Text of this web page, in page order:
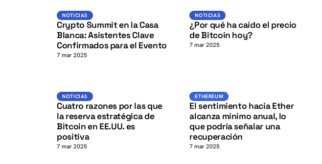
Noticias
NOTICIAS
Crypto Summit en la Casa
Blanca: Asistentes Clave
Confirmados para el Evento
7 mar 2025
NOTICIAS BTC
NOTICIAS
¿Por qué ha caído el precio
de Bitcoin hoy?
7 mar 2025
NOTICIAS BTCK
NOTICIAS
Cuatro razones por las que
la reserva estratégica de
Bitcoin en EE.UU. es
positiva
7 mar 2025
Ethereum
K
ETHEREUM
El sentimiento hacia Ether
alcanza mínimo anual, lo
que podría señalar una
recuperación
7 mar 2025